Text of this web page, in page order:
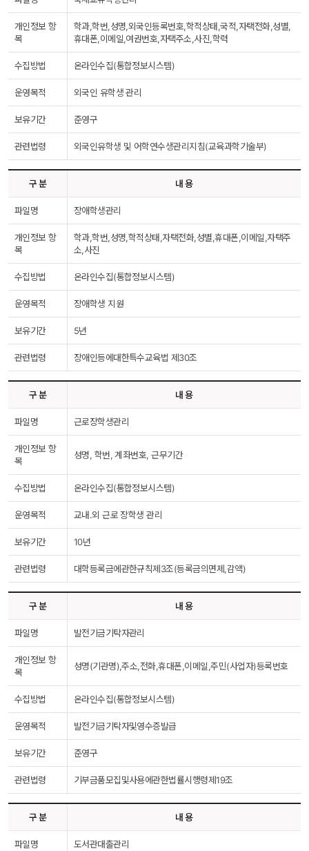
개인정보 항
목
학과,학번,성명,외국인등록번호,학적상태,국적,자택전화,성별,
휴대폰,이메일,여권번호,자택주소,사진,학력
수집방법 온라인수집(통합정보시스템)
운영목적 외국인 유학생 관리
보유기간 준영구
관련법령 외국인유학생 및 어학연수생관리지침(교육과학기술부)
구 분 내 용
파일명 장애학생관리
개인정보 항
목
학과,학번,성명,학적상태,자택전화,성별,휴대폰,이메일,자택주
소,사진
수집방법 온라인수집(통합정보시스템)
운영목적 장애학생 지원
보유기간 5년
관련법령 장애인등에대한특수교육법 제30조
구 분 내 용
파일명 근로장학생관리
개인정보 항
목
성명, 학번, 계좌번호, 근무기간
수집방법 온라인수집(통합정보시스템)
운영목적 교내.외 근로 장학생 관리
보유기간 10년
관련법령 대학등록금에관한규칙제3조(등록금의면제,감액)
구 분 내 용
파일명 발전기금기탁자관리
개인정보 항
목
성명(기관명),주소,전화,휴대폰,이메일,주민(사업자)등록번호
수집방법 온라인수집(통합정보시스템)
운영목적 발전기금기탁자및영수증발급
보유기간 준영구
관련법령 기부금품모집및사용에관한법률시행령제19조
구 분 내 용
파일명 도서관대출관리